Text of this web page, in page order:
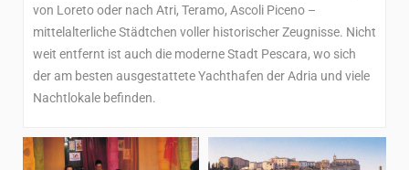
von Loreto oder nach Atri, Teramo, Ascoli Piceno –
mittelalterliche Städtchen voller historischer Zeugnisse. Nicht
weit entfernt ist auch die moderne Stadt Pescara, wo sich
der am besten ausgestattete Yachthafen der Adria und viele
Nachtlokale befinden.